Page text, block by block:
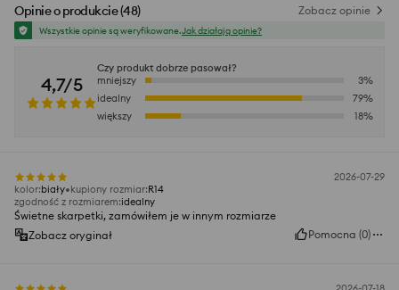
Opinie o produkcie(48) Zobacz opinie
Wszystkie opinie są weryfikowane.Jak działają opinie?
4,7/5
Czy produkt dobrze pasował?
mniejszy
3%
idealny
79%
większy
18%
2026-07-29
kolor:biały kupiony rozmiar:R14
zgodność z rozmiarem:idealny
Świetne skarpetki, zamówiłem je w innym rozmiarze
Zobacz oryginał
Pomocna (0)